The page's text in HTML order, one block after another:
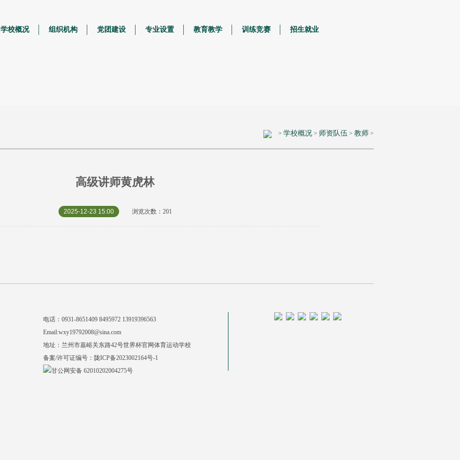
学校概况 组织机构 党团建设 专业设置 教育教学 训练竞赛 招生就业
> 学校概况 > 师资队伍 > 教师 >
高级讲师黄虎林
2025-12-23 15:00 浏览次数：201
电话：0931-8651409 8495972 13919396563
Email:wxy19792008@sina.com
地址：兰州市嘉峪关东路42号世界杯官网体育运动学校
备案/许可证编号： 陇ICP备2023002164号-1
甘公网安备 62010202004275号